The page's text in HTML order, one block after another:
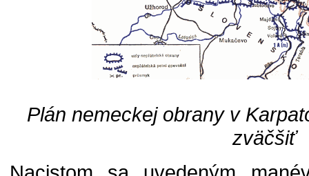
Plán nemeckej obrany v
zväčšiť